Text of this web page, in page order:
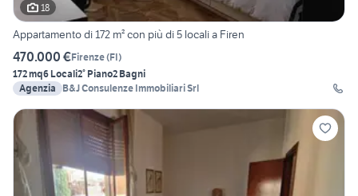
18
Appartamento di 172 m² con più di 5 locali a Firen
470.000 €Firenze(FI)
172 mq6 Locali2° Piano2 Bagni
Agenzia
B&J Consulenze Immobiliari Srl